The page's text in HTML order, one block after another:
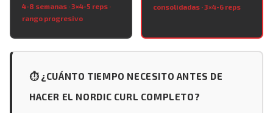
4-8 semanas · 3×4-5 reps ·
rango progresivo
consolidadas · 3×4-6 reps
⏱ ¿CUÁNTO TIEMPO NECESITO ANTES DE
HACER EL NORDIC CURL COMPLETO?